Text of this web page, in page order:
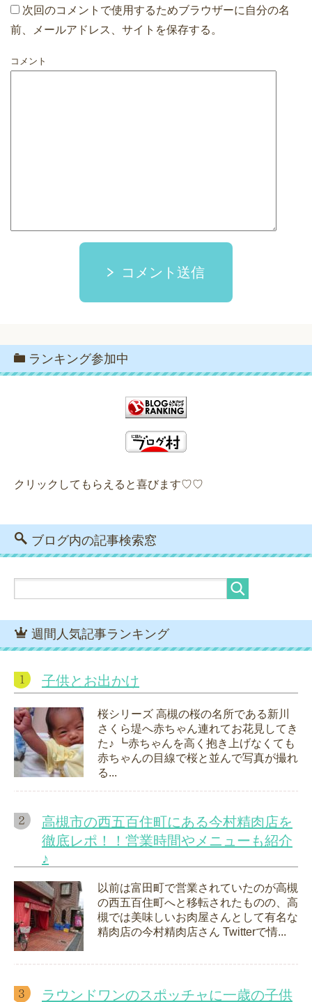
次回のコメントで使用するためブラウザーに自分の名
前、メールアドレス、サイトを保存する。
コメント
コメント送信
ランキング参加中
クリックしてもらえると喜びます♡♡
ブログ内の記事検索窓
週間人気記事ランキング
子供とお出かけ
桜シリーズ 高槻の桜の名所である新川
さくら堤へ赤ちゃん連れてお花見してき
た♪ ┗赤ちゃんを高く抱き上げなくても
赤ちゃんの目線で桜と並んで写真が撮れ
る...
高槻市の西五百住町にある今村精肉店を
徹底レポ！！営業時間やメニューも紹介
♪
以前は富田町で営業されていたのが高槻
の西五百住町へと移転されたものの、高
槻では美味しいお肉屋さんとして有名な
精肉店の今村精肉店さん Twitterで情...
ラウンドワンのスポッチャに一歳の子供